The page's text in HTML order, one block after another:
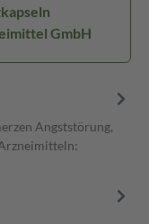
GmbH
Angststörung,